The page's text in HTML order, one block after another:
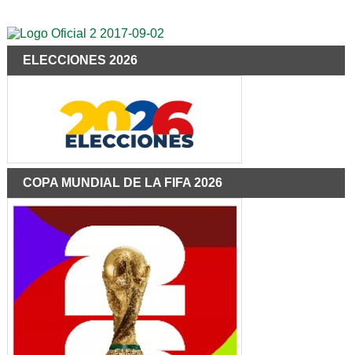
ELECCIONES 2026
COPA MUNDIAL DE LA FIFA 2026